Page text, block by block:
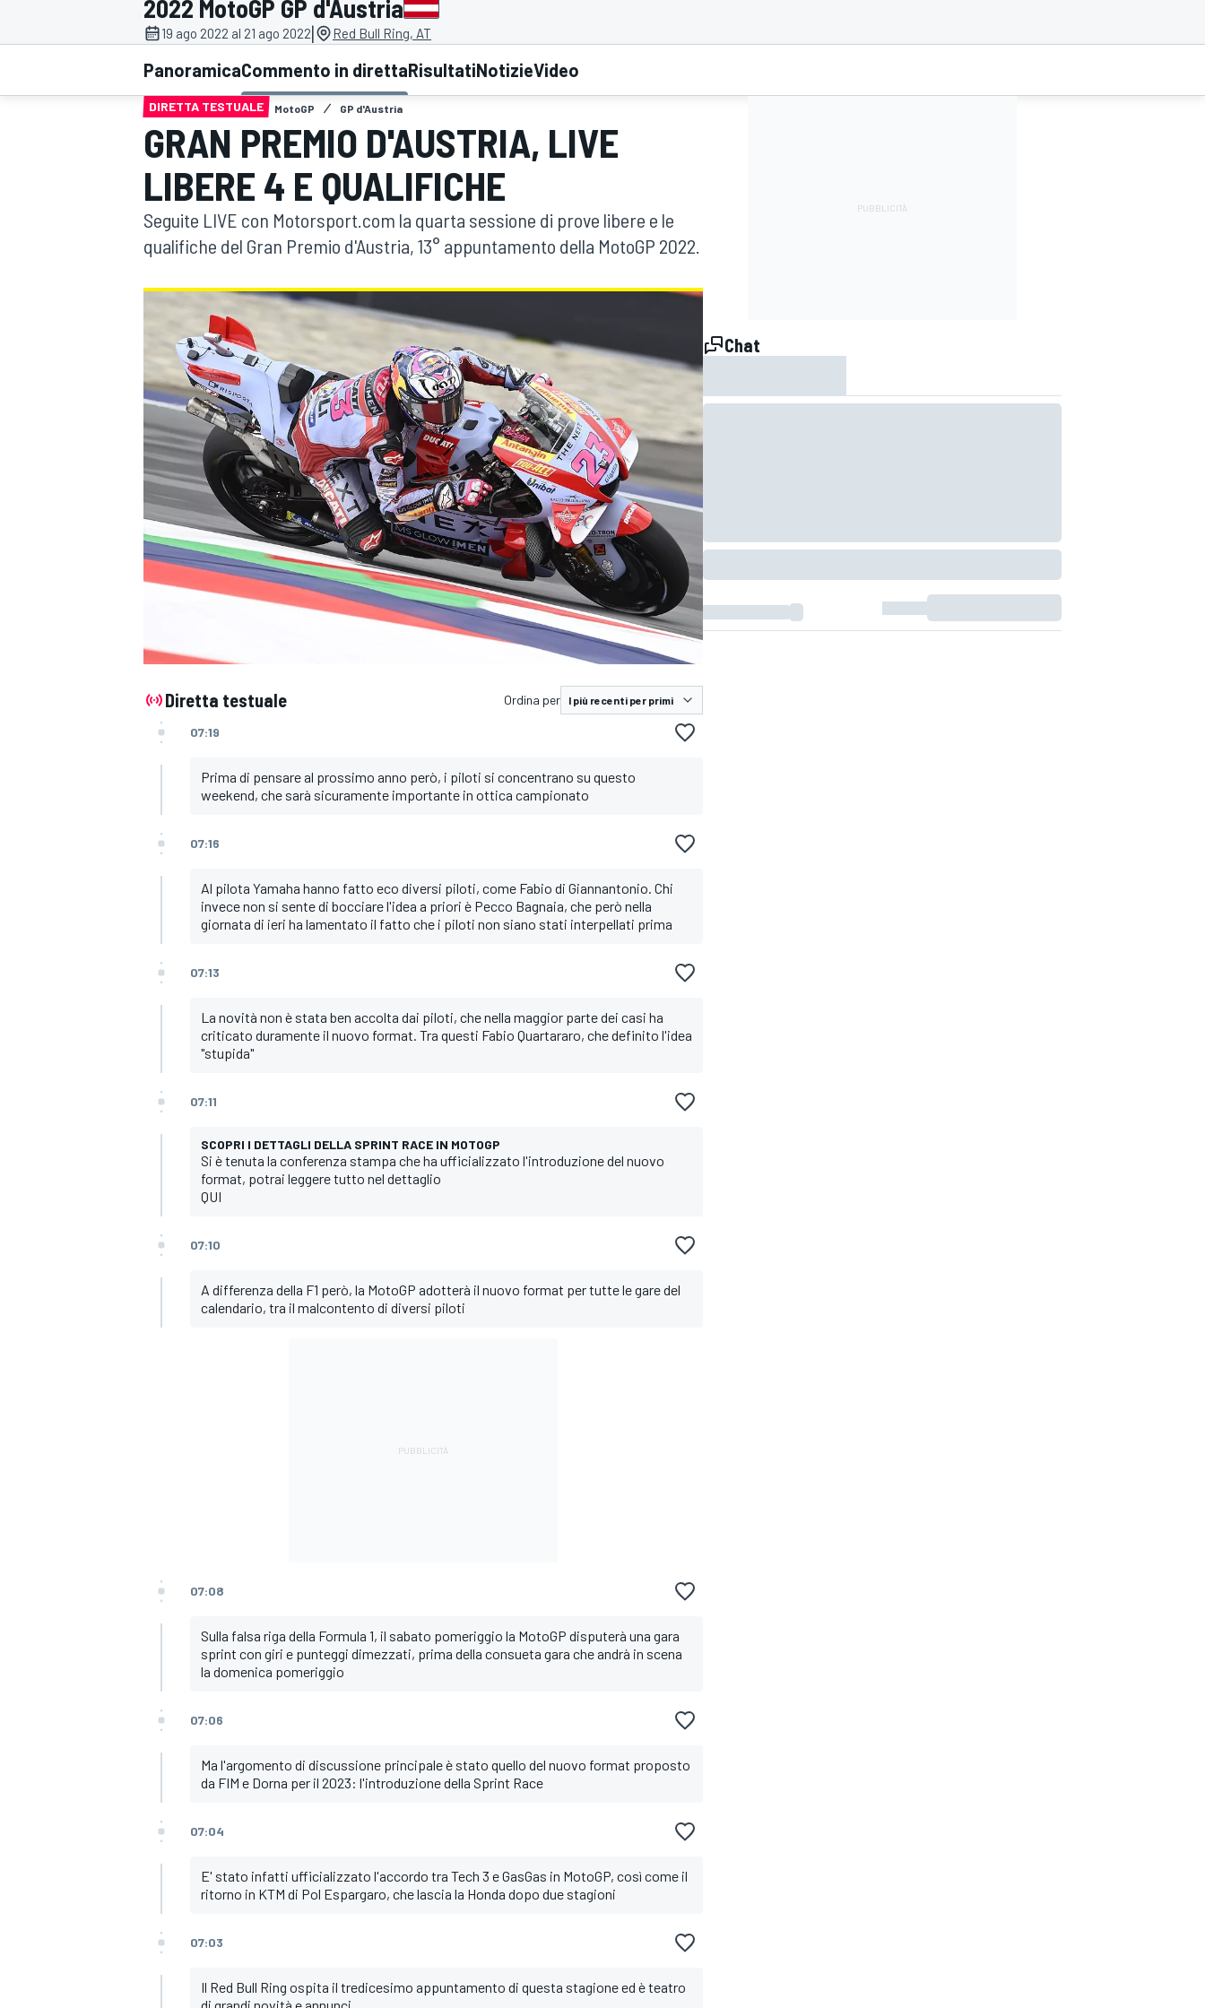
MOTOGP WEC
WRC
MONOPOSTO
MONOMARCA
2022 MotoGP GP d'Austria
19 ago 2022 al 21 ago 2022| Red Bull Ring, AT
PanoramicaCommento in direttaRisultatiNotizieVideo
DIRETTA TESTUALE MotoGP GP d'Austria
GRAN PREMIO D'AUSTRIA, LIVE
LIBERE 4 E QUALIFICHE
Seguite LIVE con Motorsport.com la quarta sessione di prove libere e le
qualifiche del Gran Premio d'Austria, 13° appuntamento della MotoGP 2022.
Diretta testuale Ordina per
07:19
Prima di pensare al prossimo anno però, i piloti si concentrano su questo
weekend, che sarà sicuramente importante in ottica campionato
07:16
Al pilota Yamaha hanno fatto eco diversi piloti, come Fabio di Giannantonio. Chi
invece non si sente di bocciare l'idea a priori è Pecco Bagnaia, che però nella
giornata di ieri ha lamentato il fatto che i piloti non siano stati interpellati prima
07:13
La novità non è stata ben accolta dai piloti, che nella maggior parte dei casi ha
criticato duramente il nuovo format. Tra questi Fabio Quartararo, che definito l'idea
"stupida"
07:11
SCOPRI I DETTAGLI DELLA SPRINT RACE IN MOTOGP
Si è tenuta la conferenza stampa che ha ufficializzato l'introduzione del nuovo
format, potrai leggere tutto nel dettaglio
QUI
07:10
A differenza della F1 però, la MotoGP adotterà il nuovo format per tutte le gare del
calendario, tra il malcontento di diversi piloti
07:08
Sulla falsa riga della Formula 1, il sabato pomeriggio la MotoGP disputerà una gara
sprint con giri e punteggi dimezzati, prima della consueta gara che andrà in scena
la domenica pomeriggio
07:06
Ma l'argomento di discussione principale è stato quello del nuovo format proposto
da FIM e Dorna per il 2023: l'introduzione della Sprint Race
07:04
E' stato infatti ufficializzato l'accordo tra Tech 3 e GasGas in MotoGP, così come il
ritorno in KTM di Pol Espargaro, che lascia la Honda dopo due stagioni
07:03
Il Red Bull Ring ospita il tredicesimo appuntamento di questa stagione ed è teatro
Chat